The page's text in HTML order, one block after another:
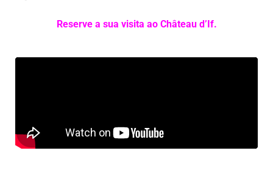
Reserve a sua visita ao Château d’If.